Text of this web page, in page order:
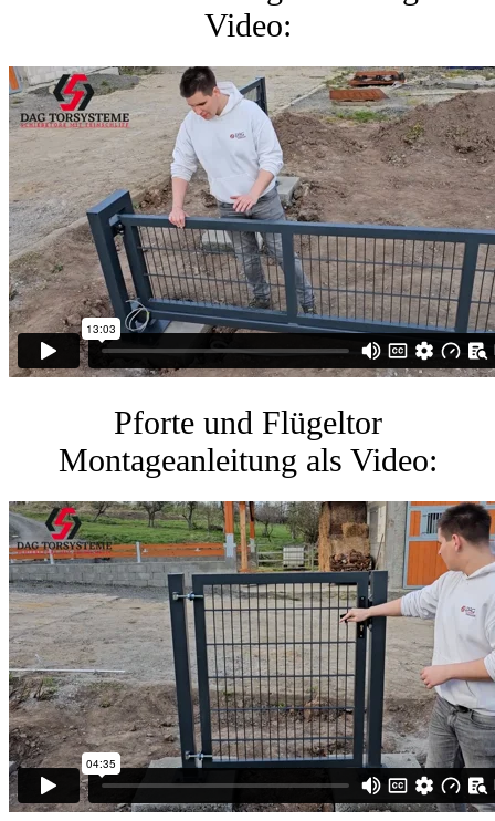
Video:
Pforte und Flügeltor
Montageanleitung als Video: